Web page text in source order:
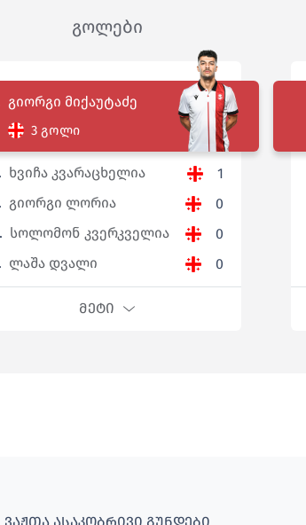
გოლები
გიორგი მიქაუტაძე
3 გოლი
ხვიჩა კვარაცხელია
1
გიორგი ლორია
0
სოლომონ კვერკველია
0
ლაშა დვალი 0
ᲛᲔᲢᲘ